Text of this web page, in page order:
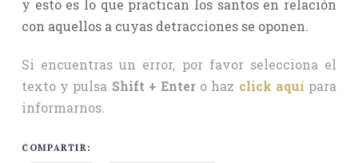
y esto es lo que practican los santos en relación
con aquellos a cuyas detracciones se oponen.
Si encuentras un error, por favor selecciona el
texto y pulsa Shift + Enter o haz click aquí para
informarnos.
COMPARTIR: